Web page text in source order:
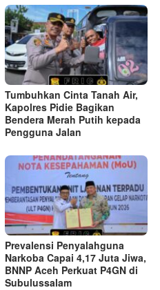
Tumbuhkan Cinta Tanah Air,
Kapolres Pidie Bagikan
Bendera Merah Putih kepada
Pengguna Jalan ‎
Prevalensi Penyalahguna
Narkoba Capai 4,17 Juta Jiwa,
BNNP Aceh Perkuat P4GN di
Subulussalam